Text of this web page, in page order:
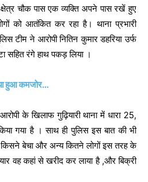
क्षेत्र चौक पास एक व्यक्ति अपने पास रखें हुए
को आतंकित कर रहा है। थाना प्रभारी
टीम ने आरोपी नितिन कुमार डहरिया उर्फ
सहित रंगे हाथ पकड़ लिया ।
हुआ कमजोर…
के खिलाफ गुढ़ियारी थाना में धारा 25,
गया है । साथ ही पुलिस इस बात की भी
किसने बेचा और अन्य कितने लोगों इस तरह के
वह कहां से खरीद कर लाया है ,और बिक्री